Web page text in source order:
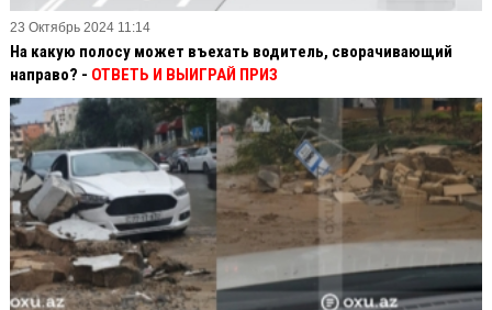
23 Октябрь 2024 11:14
На какую полосу может въехать водитель, сворачивающий
направо? - ОТВЕТЬ И ВЫИГРАЙ ПРИЗ